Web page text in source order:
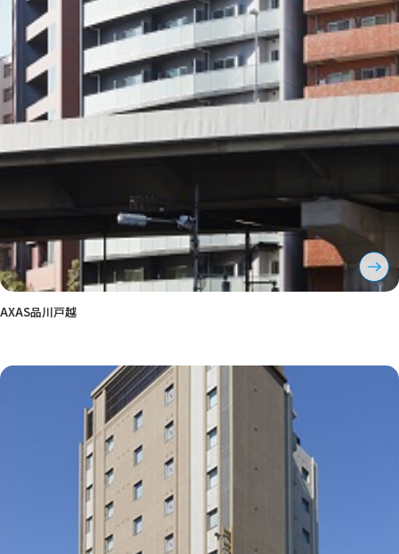
AXAS品川戸越